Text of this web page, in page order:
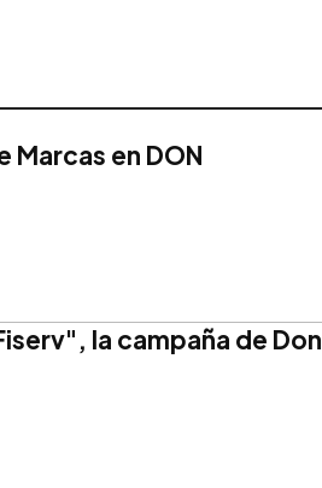
Marcas en DON
la campaña de Don